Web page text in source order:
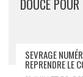
DOUCE
SEVRAGE
REPRENDRE LE